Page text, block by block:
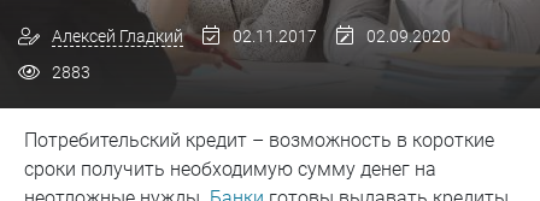
Алексей Гладкий 02.11.2017
02.09.2020
2883
Потребительский кредит – возможность в короткие
сроки получить необходимую сумму денег на